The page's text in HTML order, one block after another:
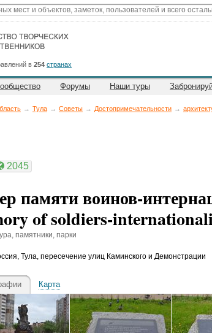
в 254 странах
Форумы Наши туры
→ Тула → Советы → Достопримечательности →
2045
памяти воинов-
of soldiers-
памятники, парки
, Тула, пересечение улиц Каминского и Демонстрации
Карта